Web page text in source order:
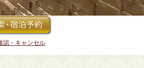
認・キャンセル